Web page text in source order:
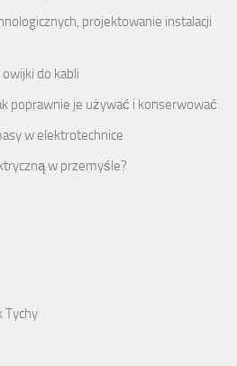
projektowanie instalacji
do kabli
poprawnie je używać i konserwować
w elektrotechnice
w przemyśle?
Tychy